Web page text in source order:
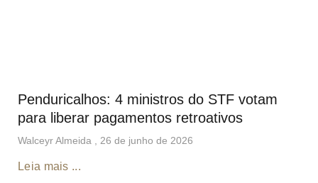
Penduricalhos: 4 ministros do STF votam
para liberar pagamentos retroativos
Walceyr Almeida 26 de junho de 2026
Leia mais ...